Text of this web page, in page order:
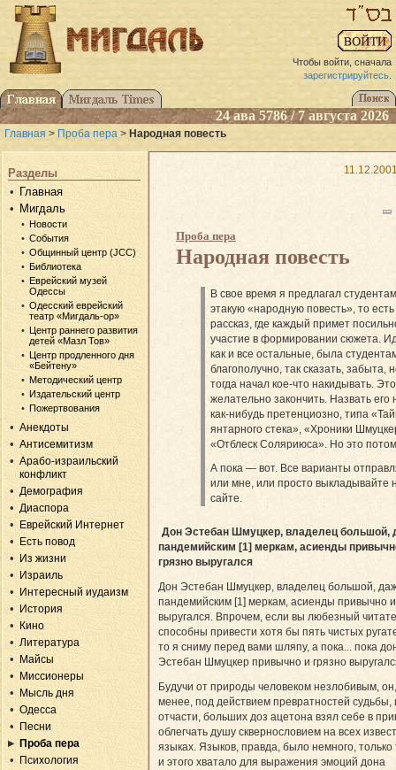
Чтобы войти, сначала
зарегистрируйтесь.
24 ава 5786 / 7 августа 2026
Главная > Проба пера > Народная повесть
Разделы
Главная
Мигдаль
Новости
События
Общинный центр (JCC)
Библиотека
Еврейский музей
Одессы
Одесский еврейский
театр «Мигдаль-ор»
Центр раннего развития
детей «Мазл Тов»
Центр продленного дня
«Бейтену»
Методический центр
Издательский центр
Пожертвования
Анекдоты
Антисемитизм
Арабо-израильский
конфликт
Демография
Диаспора
Еврейский Интернет
Есть повод
Из жизни
Израиль
Интересный иудаизм
История
Кино
Литература
Майсы
Миссионеры
Мысль дня
Одесса
Песни
Проба пера
Психология
Проба пера
Народная повесть
В свое время я предлагал
этакую «народную повесть», то есть
рассказ, где каждый примет
участие в формировании сюжета.
как и все остальные, была
благополучно, так сказать, забыта,
тогда начал кое-что накидывать.
желательно закончить. Назвать его
как-нибудь претенциозно, типа
янтарного стека», «Хроники
«Отблеск Соляриюса». Но это
А пока — вот. Все варианты
или мне, или просто выкладывайте
сайте.
Дон Эстебан Шмуцкер, владелец большой,
пандемийским [1] меркам, асиенды
грязно выругался
Дон Эстебан Шмуцкер, владелец большой,
пандемийским [1] меркам, асиенды привычно и
выругался. Впрочем, если вы любезный
способны привести хотя бы пять чистых
то я сниму перед вами шляпу, а пока... пока
Эстебан Шмуцкер привычно и грязно
Будучи от природы человеком незлобивым,
менее, под действием превратностей судьбы,
отчасти, больших доз ацетона взял себе в
облегчать душу сквернословием на всех
языках. Языков, правда, было немного, только
и этого хватало для выражения эмоций дона